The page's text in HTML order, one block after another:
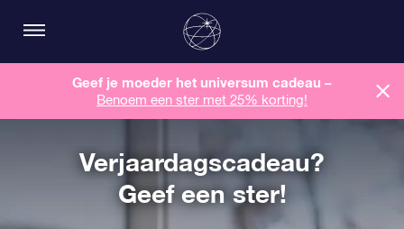
Geef je moeder het universum cadeau –
Benoem een ​​ster met 25% korting!
Verjaardagscadeau?
Geef een ster!